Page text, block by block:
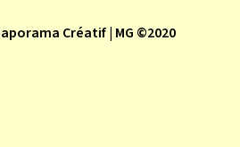
Créatif | MG ©2020